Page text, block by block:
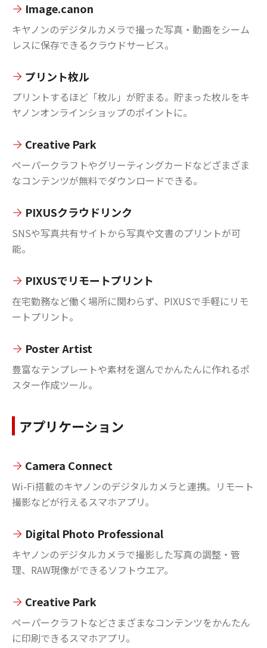
Image.canon
キヤノンのデジタルカメラで撮った写真・動画をシーム
レスに保存できるクラウドサービス。
プリント枚ル
プリントするほど「枚ル」が貯まる。貯まった枚ルをキ
ヤノンオンラインショップのポイントに。
Creative Park
ペーパークラフトやグリーティングカードなどざまざま
なコンテンツが無料でダウンロードできる。
PIXUSクラウドリンク
SNSや写真共有サイトから写真や文書のプリントが可
能。
PIXUSでリモートプリント
在宅勤務など働く場所に関わらず、PIXUSで手軽にリモ
ートプリント。
Poster Artist
豊富なテンプレートや素材を選んでかんたんに作れるポ
スター作成ツール。
アプリケーション
Camera Connect
Wi-Fi搭載のキヤノンのデジタルカメラと連携。リモート
撮影などが行えるスマホアプリ。
Digital Photo Professional
キヤノンのデジタルカメラで撮影した写真の調整・管
理、RAW現像ができるソフトウエア。
Creative Park
ペーパークラフトなどさまざまなコンテンツをかんたん
に印刷できるスマホアプリ。